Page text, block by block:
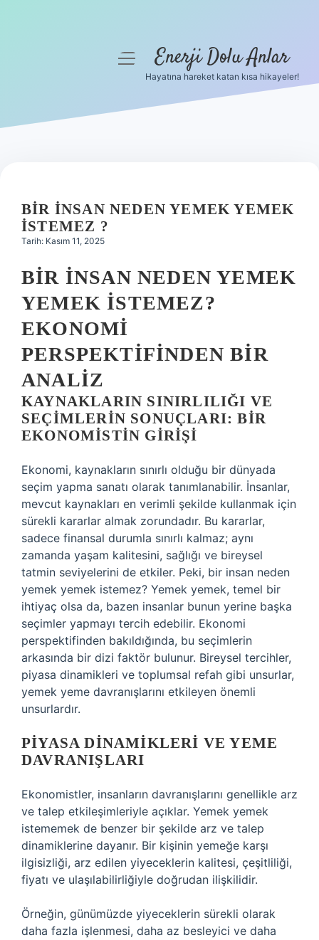
Hakkımızda
menüyüEnerji Dolu Anlar
Hayatına hareket katan kısa hikayeler!
BIR INSAN NEDEN YEMEK YEMEK
ISTEMEZ ?
Tarih: Kasım 11, 2025
BIR İNSAN NEDEN YEMEK
YEMEK İSTEMEZ?
EKONOMI
PERSPEKTIFINDEN BIR
ANALIZ
KAYNAKLARIN SINIRLILIĞI VE
SEÇIMLERIN SONUÇLARI: BIR
EKONOMISTIN GIRIŞI
Ekonomi, kaynakların sınırlı olduğu bir dünyada
seçim yapma sanatı olarak tanımlanabilir. İnsanlar,
mevcut kaynakları en verimli şekilde kullanmak için
sürekli kararlar almak zorundadır. Bu kararlar,
sadece finansal durumla sınırlı kalmaz; aynı
zamanda yaşam kalitesini, sağlığı ve bireysel
tatmin seviyelerini de etkiler. Peki, bir insan neden
yemek yemek istemez? Yemek yemek, temel bir
ihtiyaç olsa da, bazen insanlar bunun yerine başka
seçimler yapmayı tercih edebilir. Ekonomi
perspektifinden bakıldığında, bu seçimlerin
arkasında bir dizi faktör bulunur. Bireysel tercihler,
piyasa dinamikleri ve toplumsal refah gibi unsurlar,
yemek yeme davranışlarını etkileyen önemli
unsurlardır.
PIYASA DINAMIKLERI VE YEME
DAVRANIŞLARI
Ekonomistler, insanların davranışlarını genellikle arz
ve talep etkileşimleriyle açıklar. Yemek yemek
istememek de benzer bir şekilde arz ve talep
dinamiklerine dayanır. Bir kişinin yemeğe karşı
ilgisizliği, arz edilen yiyeceklerin kalitesi, çeşitliliği,
fiyatı ve ulaşılabilirliğiyle doğrudan ilişkilidir.
Örneğin, günümüzde yiyeceklerin sürekli olarak
daha fazla işlenmesi, daha az besleyici ve daha